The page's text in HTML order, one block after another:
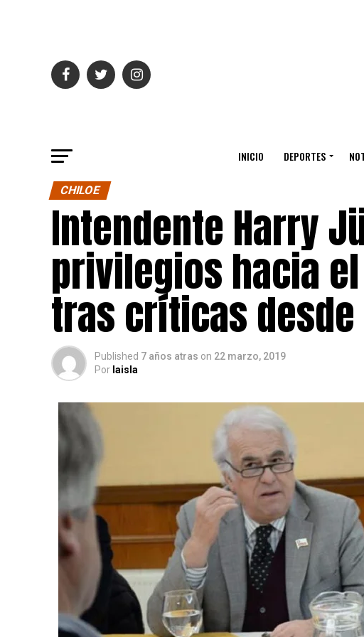
INICIO DEPORTES
CHILOE
Intendente Harry
privilegios hacia
tras críticas desde
Published 7 años atras on 22 marzo, 2019
Por laisla